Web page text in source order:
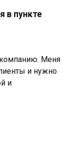
в пункте
компанию. Меня
и нужно
и